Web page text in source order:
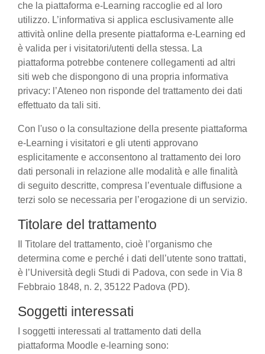
che la piattaforma e-Learning raccoglie ed al loro
utilizzo. L’informativa si applica esclusivamente alle
attività online della presente piattaforma e-Learning ed
è valida per i visitatori/utenti della stessa. La
piattaforma potrebbe contenere collegamenti ad altri
siti web che dispongono di una propria informativa
privacy: l’Ateneo non risponde del trattamento dei dati
effettuato da tali siti.
Con l'uso o la consultazione della presente piattaforma
e-Learning i visitatori e gli utenti approvano
esplicitamente e acconsentono al trattamento dei loro
dati personali in relazione alle modalità e alle finalità
di seguito descritte, compresa l’eventuale diffusione a
terzi solo se necessaria per l’erogazione di un servizio.
Titolare del trattamento
Il Titolare del trattamento, cioè l’organismo che
determina come e perché i dati dell’utente sono trattati,
è l’Università degli Studi di Padova, con sede in Via 8
Febbraio 1848, n. 2, 35122 Padova (PD).
Soggetti interessati
I soggetti interessati al trattamento dati della
piattaforma Moodle e-learning sono: